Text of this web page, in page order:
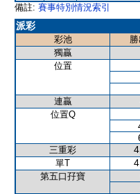
備註: 賽事特別情況索引
派彩
彩池
獨贏
位置
連贏
位置Q
三重彩
單T
第五口孖寶